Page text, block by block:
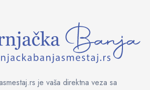
je vaša direktna veza sa